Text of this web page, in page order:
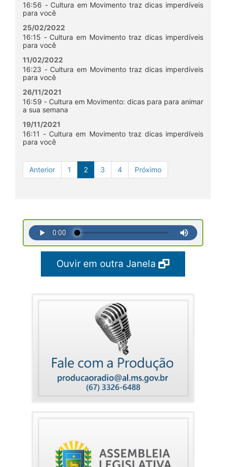
16:56 - Cultura em Movimento traz dicas imperdíveis
para você
25/02/2022
16:15 - Cultura em Movimento traz dicas imperdíveis
para você
11/02/2022
16:23 - Cultura em Movimento traz dicas imperdíveis
para você
26/11/2021
16:59 - Cultura em Movimento: dicas para para animar
a sua semana
19/11/2021
16:11 - Cultura em Movimento traz dicas imperdíveis
para você
Anterior 1 2 3 4 Próximo
Ouvir em outra Janela